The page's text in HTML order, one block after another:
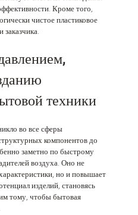
Кроме того,
чистое пластиковое
заказчика.
техники
во все сферы
компонентов до
заметно по быстрому
воздуха. Оно не
но и повышает
изделий, становясь
тому, чтобы бытовая